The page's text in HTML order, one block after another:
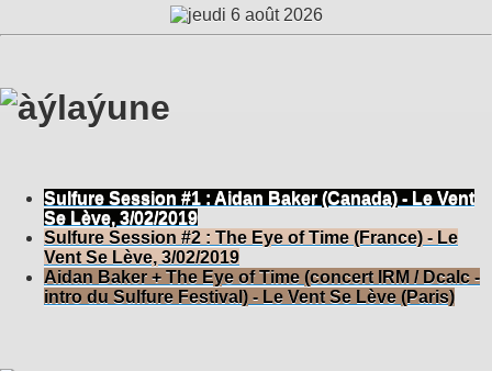
Sulfure Session #1 : Aidan Baker (Canada) - Le Vent
Se Lève, 3/02/2019
Sulfure Session #2 : The Eye of Time (France) - Le
Vent Se Lève, 3/02/2019
Aidan Baker + The Eye of Time (concert IRM / Dcalc -
intro du Sulfure Festival) - Le Vent Se Lève (Paris)